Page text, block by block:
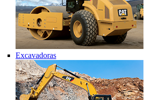
Excavadoras